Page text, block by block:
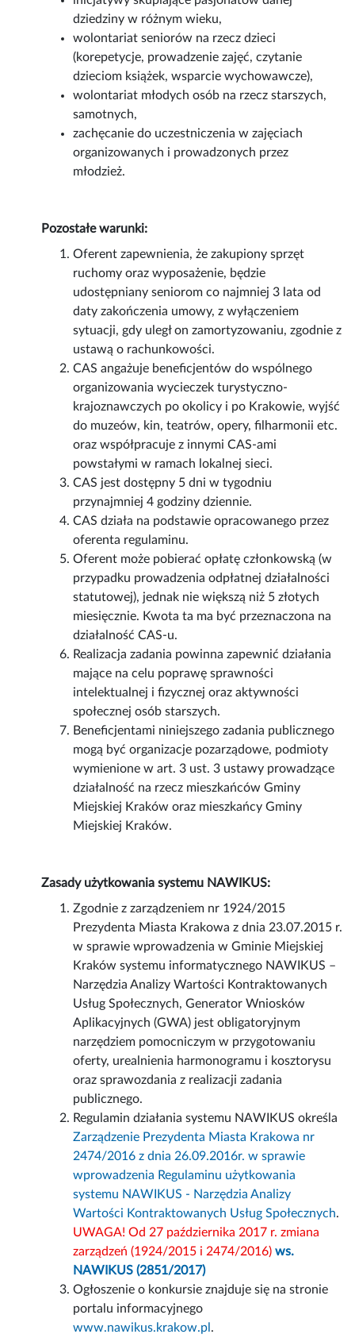
dziedziny w różnym wieku,
wolontariat seniorów na rzecz dzieci
(korepetycje, prowadzenie zajęć, czytanie
dzieciom książek, wsparcie wychowawcze),
wolontariat młodych osób na rzecz starszych,
samotnych,
zachęcanie do uczestniczenia w zajęciach
organizowanych i prowadzonych przez
młodzież.
Pozostałe warunki:
Oferent zapewnienia, że zakupiony sprzęt
ruchomy oraz wyposażenie, będzie
udostępniany seniorom co najmniej 3 lata od
daty zakończenia umowy, z wyłączeniem
sytuacji, gdy uległ on zamortyzowaniu, zgodnie z
ustawą o rachunkowości.
CAS angażuje beneficjentów do wspólnego
organizowania wycieczek turystyczno-
krajoznawczych po okolicy i po Krakowie, wyjść
do muzeów, kin, teatrów, opery, filharmonii etc.
oraz współpracuje z innymi CAS-ami
powstałymi w ramach lokalnej sieci.
CAS jest dostępny 5 dni w tygodniu
przynajmniej 4 godziny dziennie.
CAS działa na podstawie opracowanego przez
oferenta regulaminu.
Oferent może pobierać opłatę członkowską (w
przypadku prowadzenia odpłatnej działalności
statutowej), jednak nie większą niż 5 złotych
miesięcznie. Kwota ta ma być przeznaczona na
działalność CAS-u.
Realizacja zadania powinna zapewnić działania
mające na celu poprawę sprawności
intelektualnej i fizycznej oraz aktywności
społecznej osób starszych.
Beneficjentami niniejszego zadania publicznego
mogą być organizacje pozarządowe, podmioty
wymienione w art. 3 ust. 3 ustawy prowadzące
działalność na rzecz mieszkańców Gminy
Miejskiej Kraków oraz mieszkańcy Gminy
Miejskiej Kraków.
Zasady użytkowania systemu NAWIKUS:
Zgodnie z zarządzeniem nr 1924/2015
Prezydenta Miasta Krakowa z dnia 23.07.2015 r.
w sprawie wprowadzenia w Gminie Miejskiej
Kraków systemu informatycznego NAWIKUS –
Narzędzia Analizy Wartości Kontraktowanych
Usług Społecznych, Generator Wniosków
Aplikacyjnych (GWA) jest obligatoryjnym
narzędziem pomocniczym w przygotowaniu
oferty, urealnienia harmonogramu i kosztorysu
oraz sprawozdania z realizacji zadania
publicznego.
Regulamin działania systemu NAWIKUS określa
Zarządzenie Prezydenta Miasta Krakowa nr
2474/2016 z dnia 26.09.2016r. w sprawie
wprowadzenia Regulaminu użytkowania
systemu NAWIKUS - Narzędzia Analizy
Wartości Kontraktowanych Usług Społecznych.
UWAGA! Od 27 października 2017 r. zmiana
zarządzeń (1924/2015 i 2474/2016)ws.
NAWIKUS (2851/2017)
Ogłoszenie o konkursie znajduje się na stronie
portalu informacyjnego
www.nawikus.krakow.pl .